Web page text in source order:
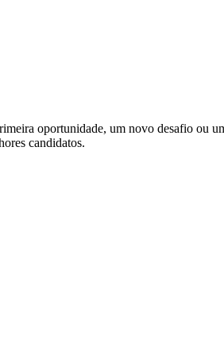
oportunidade, um novo desafio ou
candidatos.